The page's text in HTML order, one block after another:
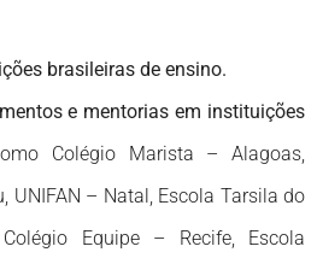
brasileiras de ensino.
e mentorias em instituições
Colégio Marista – Alagoas,
UNIFAN – Natal, Escola Tarsila do
Equipe – Recife, Escola